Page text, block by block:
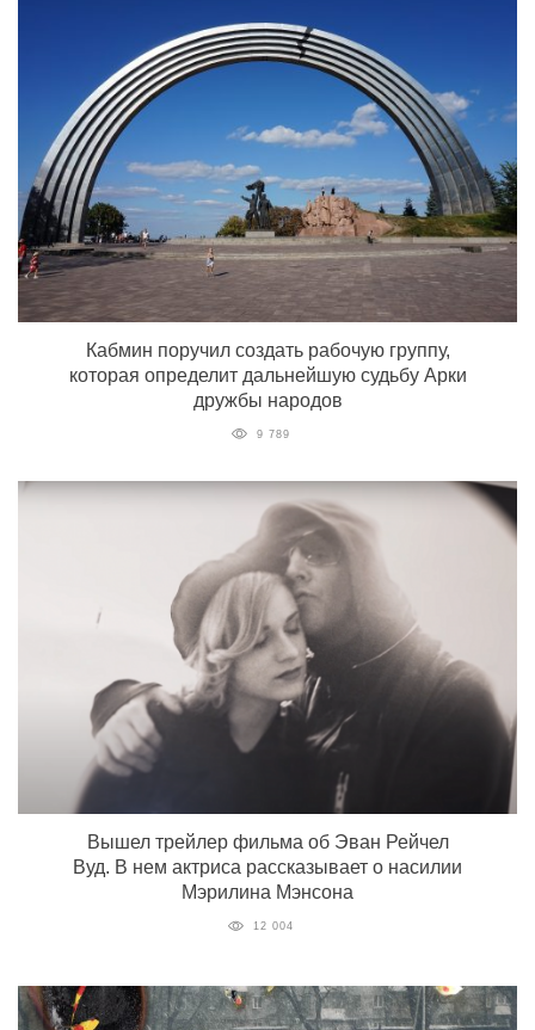
Кабмин поручил создать рабочую группу,
которая определит дальнейшую судьбу Арки
дружбы народов
9 789
Вышел трейлер фильма об Эван Рейчел
Вуд. В нем актриса рассказывает о насилии
Мэрилина Мэнсона
12 004